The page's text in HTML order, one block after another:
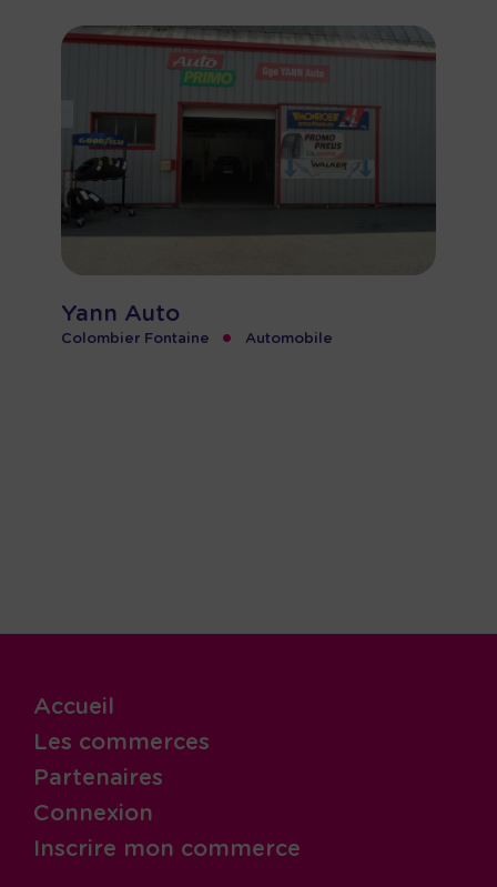
Yann Auto
Colombier Fontaine • Automobile
Accueil
Les commerces
Partenaires
Connexion
Inscrire mon commerce